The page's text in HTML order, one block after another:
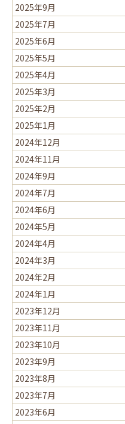
2025年9月
2025年7月
2025年6月
2025年5月
2025年4月
2025年3月
2025年2月
2025年1月
2024年12月
2024年11月
2024年9月
2024年7月
2024年6月
2024年5月
2024年4月
2024年3月
2024年2月
2024年1月
2023年12月
2023年11月
2023年10月
2023年9月
2023年8月
2023年7月
2023年6月